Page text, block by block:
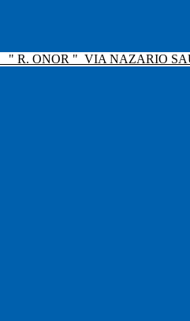
" R. ONOR " VIA NAZARIO